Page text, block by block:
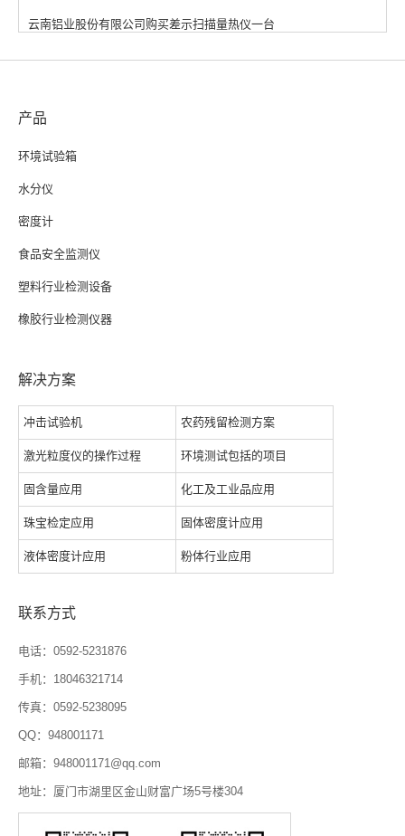
云南铝业股份有限公司购买差示扫描量热仪一台
产品
环境试验箱
水分仪
密度计
食品安全监测仪
塑料行业检测设备
橡胶行业检测仪器
解决方案
冲击试验机 农药残留检测方案
激光粒度仪的操作过程 环境测试包括的项目
固含量应用 化工及工业品应用
珠宝检定应用 固体密度计应用
液体密度计应用 粉体行业应用
联系方式
电话：0592-5231876
手机：18046321714
传真：0592-5238095
QQ：948001171
邮箱：948001171@qq.com
地址：厦门市湖里区金山财富广场5号楼304